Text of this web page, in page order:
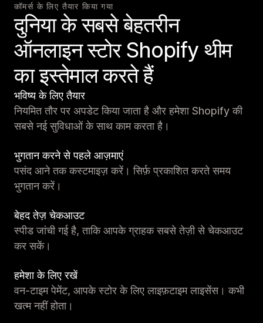
कॉमर्स के लिए तैयार किया गया
दुनिया के सबसे बेहतरीन
ऑनलाइन स्टोर Shopify थीम
का इस्तेमाल करते हैं
भविष्य के लिए तैयार
नियमित तौर पर अपडेट किया जाता है और हमेशा Shopify की
सबसे नई सुविधाओं के साथ काम करता है।
भुगतान करने से पहले आज़माएं
पसंद आने तक कस्टमाइज़ करें। सिर्फ़ प्रकाशित करते समय
भुगतान करें।
बेहद तेज़ चेकआउट
स्पीड जांची गई है, ताकि आपके ग्राहक सबसे तेज़ी से चेकआउट
कर सकें।
हमेशा के लिए रखें
वन-टाइम पेमेंट, आपके स्टोर के लिए लाइफ़टाइम लाइसेंस। कभी
खत्म नहीं होता।